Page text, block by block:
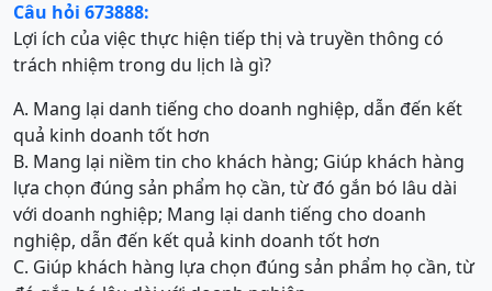
Câu hỏi 673888:
Lợi ích của việc thực hiện tiếp thị và truyền thông có
trách nhiệm trong du lịch là gì?
A. Mang lại danh tiếng cho doanh nghiệp, dẫn đến kết
quả kinh doanh tốt hơn
B. Mang lại niềm tin cho khách hàng; Giúp khách hàng
lựa chọn đúng sản phẩm họ cần, từ đó gắn bó lâu dài
với doanh nghiệp; Mang lại danh tiếng cho doanh
nghiệp, dẫn đến kết quả kinh doanh tốt hơn
C. Giúp khách hàng lựa chọn đúng sản phẩm họ cần, từ